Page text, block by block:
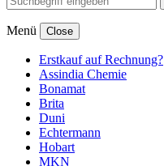
Menü Close
Erstkauf auf Rechnung?
Assindia Chemie
Bonamat
Brita
Duni
Echtermann
Hobart
MKN